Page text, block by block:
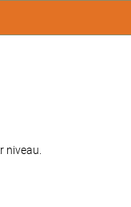
niveau.